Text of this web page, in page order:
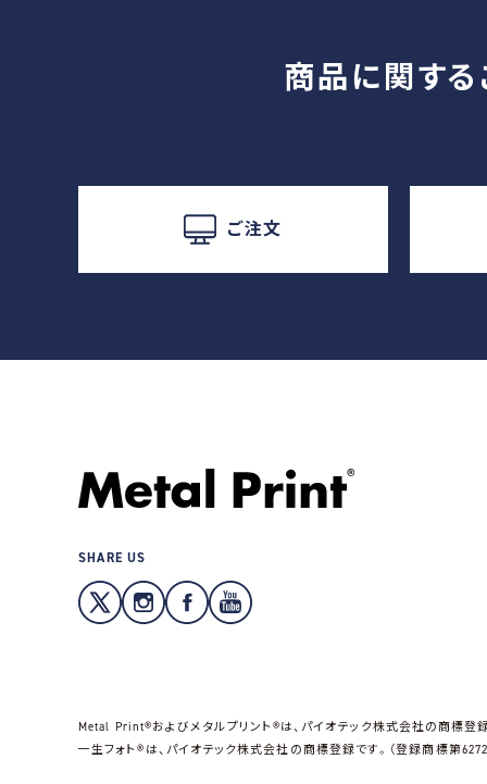
商品に関す
ご注文
SHARE US
Metal Print®およびメタルプリント®は、パイオテック株式会社の商標登
一生フォト®は、パイオテック株式会社の商標登録です。（登録商標第